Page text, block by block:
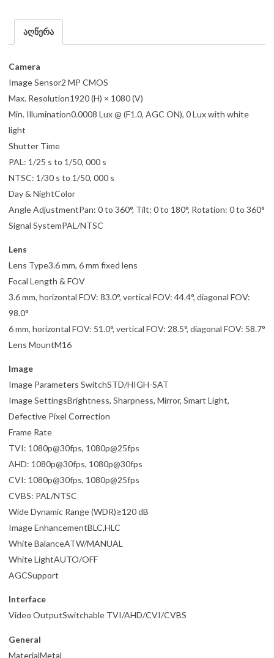
აღწერა
Camera
Image Sensor2 MP CMOS
Max. Resolution1920 (H) × 1080 (V)
Min. Illumination0.0008 Lux @ (F1.0, AGC ON), 0 Lux with white
light
Shutter Time
PAL: 1/25 s to 1/50, 000 s
NTSC: 1/30 s to 1/50, 000 s
Day & NightColor
Angle AdjustmentPan: 0 to 360°, Tilt: 0 to 180°, Rotation: 0 to 360°
Signal SystemPAL/NTSC
Lens
Lens Type3.6 mm, 6 mm fixed lens
Focal Length & FOV
3.6 mm, horizontal FOV: 83.0°, vertical FOV: 44.4°, diagonal FOV:
98.0°
6 mm, horizontal FOV: 51.0°, vertical FOV: 28.5°, diagonal FOV: 58.7°
Lens MountM16
Image
Image Parameters SwitchSTD/HIGH-SAT
Image SettingsBrightness, Sharpness, Mirror, Smart Light,
Defective Pixel Correction
Frame Rate
TVI: 1080p@30fps, 1080p@25fps
AHD: 1080p@30fps, 1080p@30fps
CVI: 1080p@30fps, 1080p@25fps
CVBS: PAL/NTSC
Wide Dynamic Range (WDR)≥120 dB
Image EnhancementBLC,HLC
White BalanceATW/MANUAL
White LightAUTO/OFF
AGCSupport
Interface
Video OutputSwitchable TVI/AHD/CVI/CVBS
General
MaterialMetal